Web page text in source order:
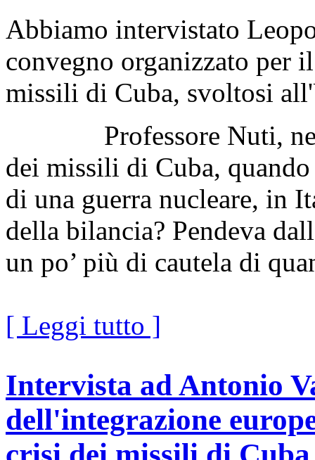
Abbiamo intervistato
convegno organizzato per
missili di Cuba, svoltosi
Professore Nuti, nel
dei missili di Cuba,
di una guerra nucleare, in
della bilancia? Pendeva
un po’ più di cautela di
[ Leggi tutto ]
Intervista ad Antonio
dell'integrazione